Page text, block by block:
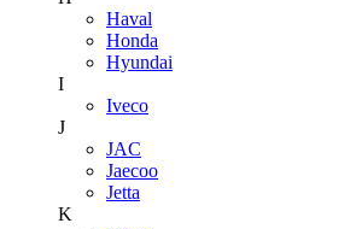
Haval
Honda
Hyundai
I
Iveco
J
JAC
Jaecoo
Jetta
K